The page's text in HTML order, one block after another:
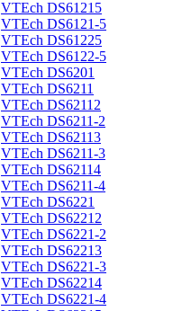
VTEch DS61215
VTEch DS6121-5
VTEch DS61225
VTEch DS6122-5
VTEch DS6201
VTEch DS6211
VTEch DS62112
VTEch DS6211-2
VTEch DS62113
VTEch DS6211-3
VTEch DS62114
VTEch DS6211-4
VTEch DS6221
VTEch DS62212
VTEch DS6221-2
VTEch DS62213
VTEch DS6221-3
VTEch DS62214
VTEch DS6221-4